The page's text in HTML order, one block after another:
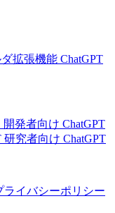
拡張機能 ChatGPT
開発者向け ChatGPT
研究者向け ChatGPT
ライバシーポリシー